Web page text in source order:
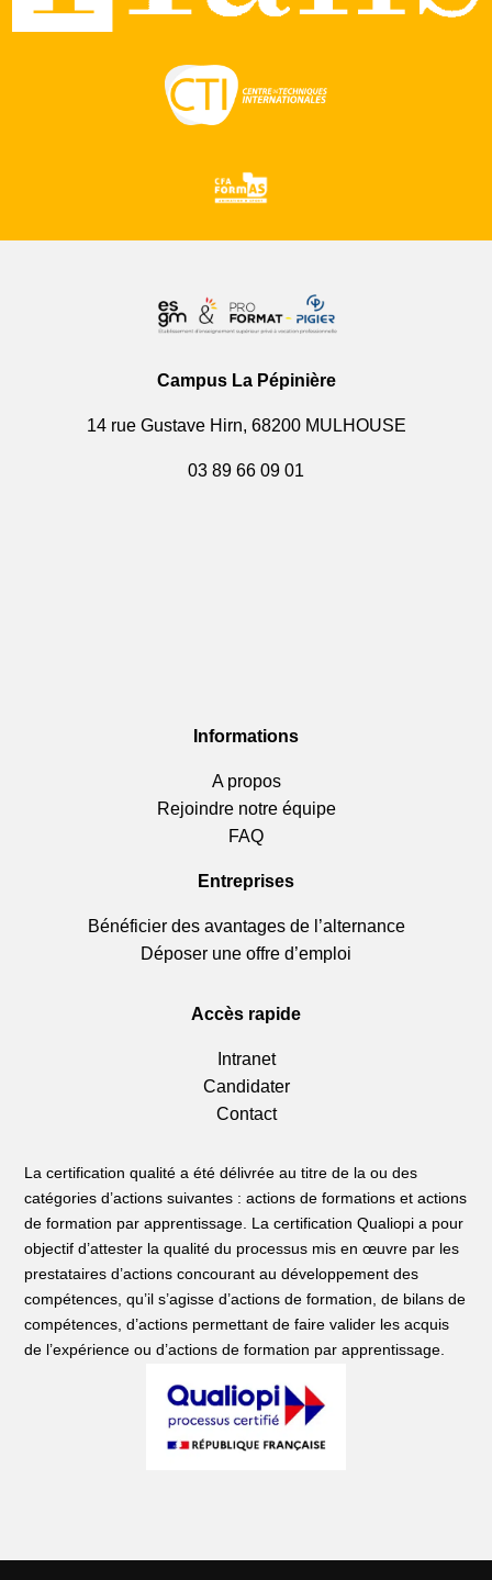
Campus La Pépinière
14 rue Gustave Hirn, 68200 MULHOUSE
03 89 66 09 01
Informations
A propos
Rejoindre notre équipe
FAQ
Entreprises
Bénéficier des avantages de l’alternance
Déposer une offre d’emploi
Accès rapide
Intranet
Candidater
Contact
La certification qualité a été délivrée au titre de la ou des
catégories d’actions suivantes : actions de formations et actions
de formation par apprentissage. La certification Qualiopi a pour
objectif d’attester la qualité du processus mis en œuvre par les
prestataires d’actions concourant au développement des
compétences, qu’il s’agisse d’actions de formation, de bilans de
compétences, d’actions permettant de faire valider les acquis
de l’expérience ou d’actions de formation par apprentissage.